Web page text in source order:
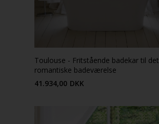
Toulouse - Fritstående badekar til det
romantiske badeværelse
41.934,00 DKK